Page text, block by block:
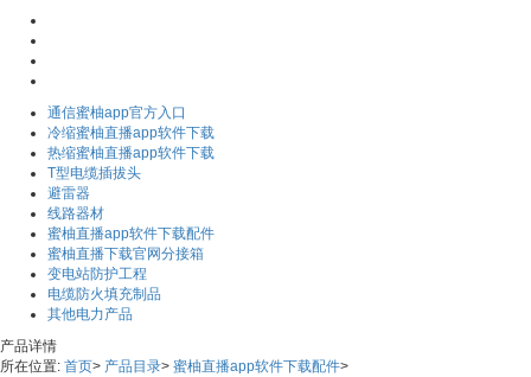
通信蜜柚app官方入口
冷缩蜜柚直播app软件下载
热缩蜜柚直播app软件下载
T型电缆插拔头
避雷器
线路器材
蜜柚直播app软件下载配件
蜜柚直播下载官网分接箱
变电站防护工程
电缆防火填充制品
其他电力产品
产品详情
所在位置: 首页> 产品目录> 蜜柚直播app软件下载配件>